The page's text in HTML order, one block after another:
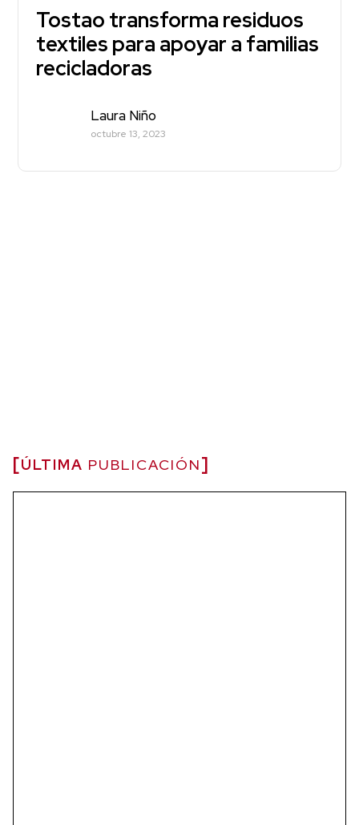
Tostao transforma residuos
textiles para apoyar a familias
recicladoras
Laura Niño
octubre 13, 2023
ÚLTIMA PUBLICACIÓN